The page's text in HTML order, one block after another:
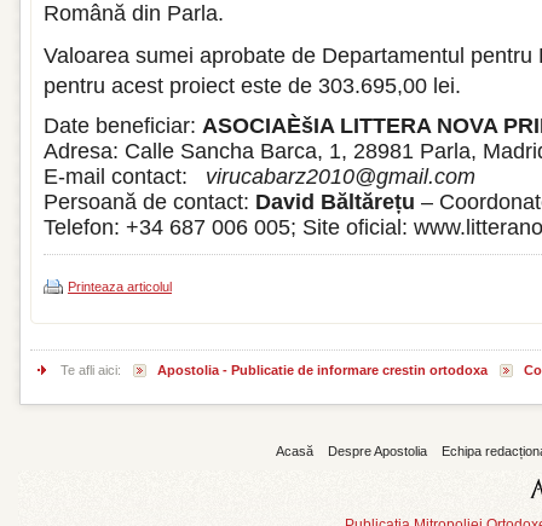
Română din Parla.
Valoarea sumei aprobate de Departamentul
pentru acest proiect este de 303.695,00 lei.
Date beneficiar: ASOCIAÈšIA LITTERA NOVA
Adresa: Calle Sancha Barca, 1, 28981 Parla,
E-mail contact:
virucabarz2010@gmail.com
Persoană de contact: David Băltărețu –
Telefon: +34 687 006 005; Site oficial:
Printeaza articolul
Te afli aici: Apostolia - Publicatie de informare crestin ortodoxa
Acasă Despre Apostolia Echipa